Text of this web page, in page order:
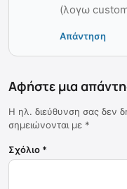
(λογω
Απάντηση
Αφήστε μια
Η ηλ. διεύθυνση σας δεν
σημειώνονται με *
Σχόλιο *